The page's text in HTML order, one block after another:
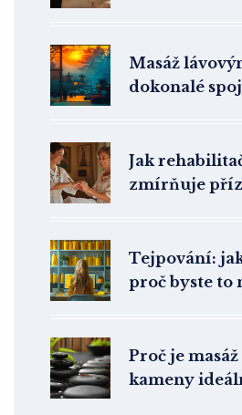
Masáž
dokonalé
Jak
zmírňuje
Tejpování:
proč byste to
Proč je
kameny